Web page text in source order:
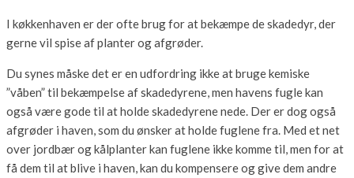
I køkkenhaven er der ofte brug for at bekæmpe de skadedyr, der
gerne vil spise af planter og afgrøder.
Du synes måske det er en udfordring ikke at bruge kemiske
”våben” til bekæmpelse af skadedyrene, men havens fugle kan
også være gode til at holde skadedyrene nede. Der er dog også
afgrøder i haven, som du ønsker at holde fuglene fra. Med et net
over jordbær og kålplanter kan fuglene ikke komme til, men for at
få dem til at blive i haven, kan du kompensere og give dem andre